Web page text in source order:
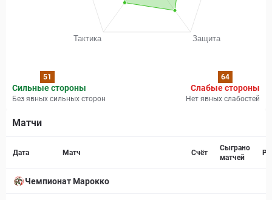
51 64
Сильные стороны
Без явных сильных сторон
Слабые стороны
Нет явных слабостей
Матчи
Дата Матч Счёт
Сыграно
матчей
Чемпионат Марокко